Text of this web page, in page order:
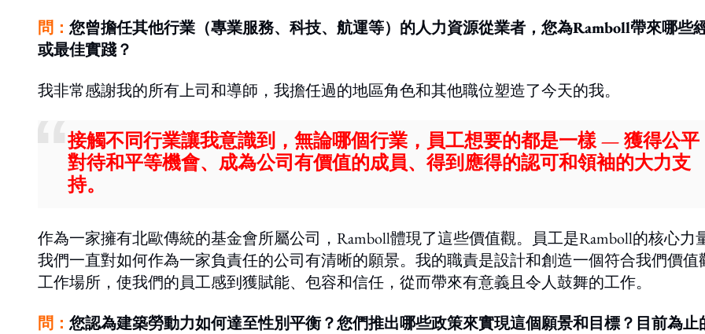
問： 您曾擔任其他行業（專業服務、科技、航運等）的人力資源從業者，您為Ramboll帶來哪些
或最佳實踐？
我非常感謝我的所有上司和導師，我擔任過的地區角色和其他職位塑造了今天的我。
接觸不同行業讓我意識到，無論哪個行業，員工想要的都是一樣 — 獲得公平
對待和平等機會、成為公司有價值的成員、得到應得的認可和領袖的大力支
持。
作為一家擁有北歐傳統的基金會所屬公司，Ramboll體現了這些價值觀。員工是Ramboll的核心力
我們一直對如何作為一家負責任的公司有清晰的願景。我的職責是設計和創造一個符合我們價值
工作場所，使我們的員工感到獲賦能、包容和信任，從而帶來有意義且令人鼓舞的工作。
問： 您認為建築勞動力如何達至性別平衡？您們推出哪些政策來實現這個願景和目標？目前為止